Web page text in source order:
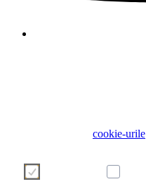
cookie-urile